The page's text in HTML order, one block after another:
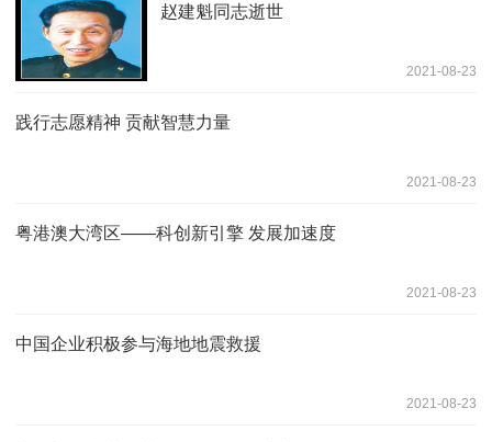
赵建魁同志逝世
2021-08-23
践行志愿精神 贡献智慧力量
2021-08-23
粤港澳大湾区——科创新引擎 发展加速度
2021-08-23
中国企业积极参与海地地震救援
2021-08-23